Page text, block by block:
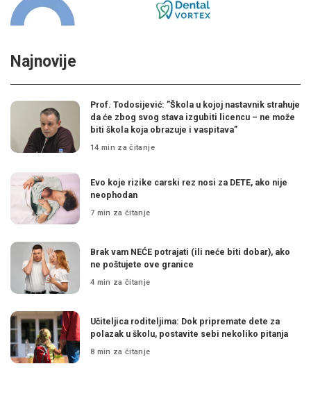
Najnovije
Prof. Todosijević: ”Škola u kojoj nastavnik strahuje
da će zbog svog stava izgubiti licencu – ne može
biti škola koja obrazuje i vaspitava”
14 min za čitanje
Evo koje rizike carski rez nosi za DETE, ako nije
neophodan
7 min za čitanje
Brak vam NEĆE potrajati (ili neće biti dobar), ako
ne poštujete ove granice
4 min za čitanje
Učiteljica roditeljima: Dok pripremate dete za
polazak u školu, postavite sebi nekoliko pitanja
8 min za čitanje